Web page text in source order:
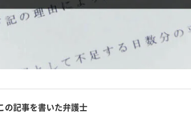
の記事を書いた弁護士